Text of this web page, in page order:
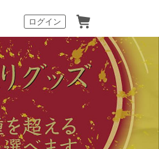
ログイン